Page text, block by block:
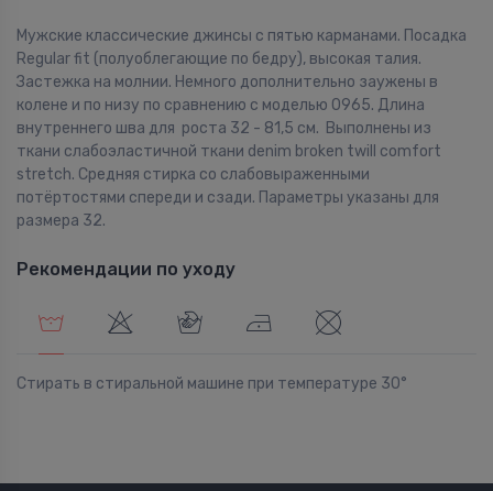
Мужские классические джинсы с пятью карманами. Посадка
Regular fit (полуоблегающие по бедру), высокая талия.
Застежка на молнии. Немного дополнительно заужены в
колене и по низу по сравнению с моделью 0965. Длина
внутреннего шва для роста 32 - 81,5 см. Выполнены из
ткани слабоэластичной ткани denim broken twill comfort
stretch. Средняя стирка со слабовыраженными
потёртостями спереди и сзади. Параметры указаны для
размера 32.
Рекомендации по уходу
Стирать в стиральной машине при температуре 30°